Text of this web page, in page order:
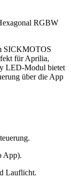
RGBW
SICKMOTOS
für Aprilia,
LED-Modul bietet
über die App
App).
Lauflicht.